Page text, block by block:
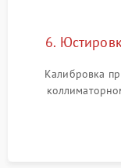
6.
Калибровка
механизма
ударном